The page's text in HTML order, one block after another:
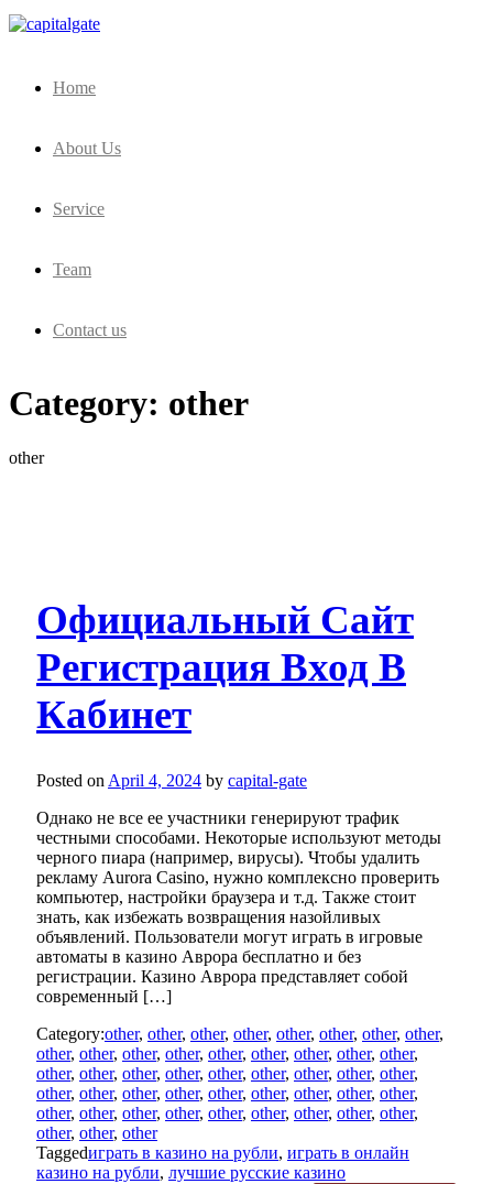
Home
About Us
Service
Team
Contact us
Category: other
other
Официальный Сайт
Регистрация Вход В
Кабинет
Posted on April 4, 2024 by capital-gate
Однако не все ее участники генерируют трафик
честными способами. Некоторые используют методы
черного пиара (например, вирусы). Чтобы удалить
рекламу Aurora Casino, нужно комплексно проверить
компьютер, настройки браузера и т.д. Также стоит
знать, как избежать возвращения назойливых
объявлений. Пользователи могут играть в игровые
автоматы в казино Аврора бесплатно и без
регистрации. Казино Аврора представляет собой
современный […]
Category:other, other, other, other, other, other, other, other,
other, other, other, other, other, other, other, other, other,
other, other, other, other, other, other, other, other, other,
other, other, other, other, other, other, other, other, other,
other, other, other, other, other, other, other, other, other,
other, other, other
Taggedиграть в казино на рубли, играть в онлайн
казино на рубли, лучшие русские казино